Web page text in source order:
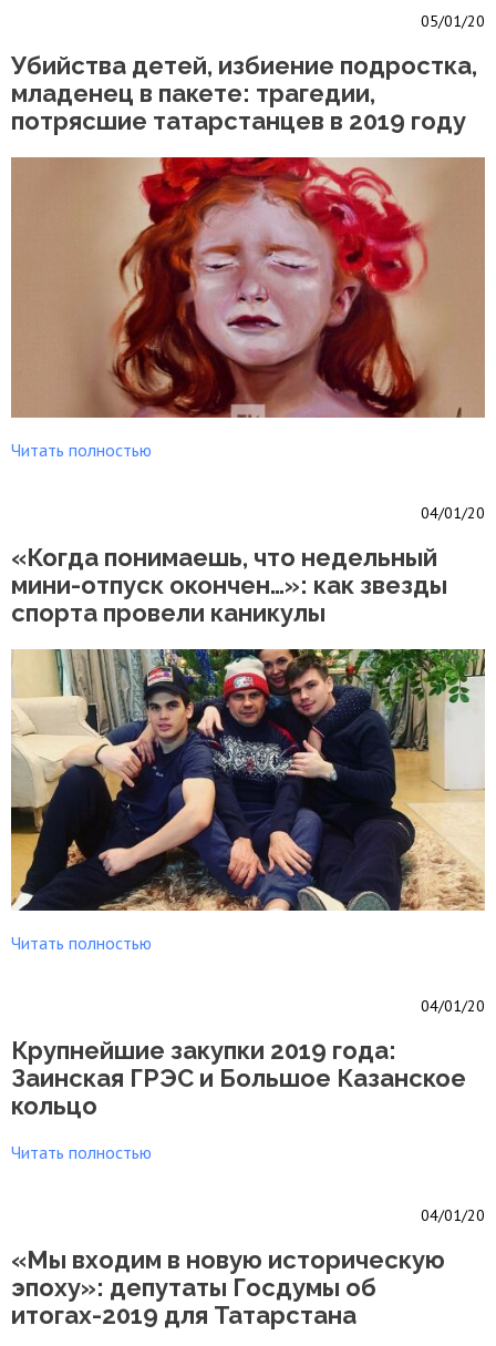
05/01/20
Убийства детей, избиение подростка,
младенец в пакете: трагедии,
потрясшие татарстанцев в 2019 году
Читать полностью
04/01/20
«Когда понимаешь, что недельный
мини-отпуск окончен…»: как звезды
спорта провели каникулы
Читать полностью
04/01/20
Крупнейшие закупки 2019 года:
Заинская ГРЭС и Большое Казанское
кольцо
Читать полностью
04/01/20
«Мы входим в новую историческую
эпоху»: депутаты Госдумы об
итогах-2019 для Татарстана